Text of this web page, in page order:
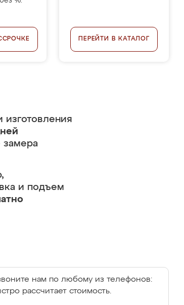
ПЕРЕЙТИ В КАТАЛОГ
изготовления
замера
и подъем
нам по любому из телефонов:
рассчитает стоимость.